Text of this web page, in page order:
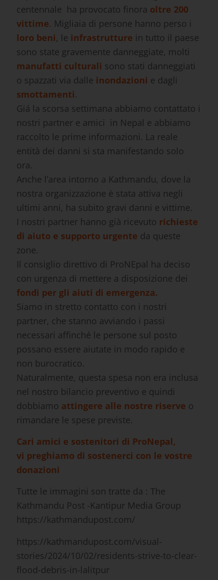
centennale ha provocato finora oltre 200
vittime. Migliaia di persone hanno perso i
loro beni, le infrastrutture in tutto il paese
sono state gravemente danneggiate, molti
manufatti culturali sono stati danneggiati
o spazzati via dalle inondazioni e dagli
smottamenti.
Giá la scorsa settimana abbiamo contattato i
nostri partner e amici in Nepal e abbiamo
raccolto le prime informazioni. La reale
entità dei danni si sta manifestando solo
ora.
Anche l’area intorno a Kathmandu, dove la
nostra organizzazione è stata attiva negli
ultimi anni, ha subito gravi danni e vittime.
I nostri partner hanno già ricevuto richieste
di aiuto e supporto urgente da queste
zone.
Il consiglio direttivo di ProNEpal ha deciso
con urgenza di mettere a disposizione dei
fondi per gli aiuti di emergenza.
Siamo in stretto contatto con i nostri
partner, che stanno avviando i passi
necessari affinché le persone sul posto
possano essere aiutate in modo rapido e
non burocratico.
Naturalmente, questa spesa non era inclusa
nel nostro bilancio preventivo e quindi
dobbiamo attingere alle nostre riserve o
rimandare le spese previste.
Cari amici e sostenitori di ProNepal,
vi preghiamo di sostenerci con le vostre
donazioni
Tutte le immagini son tratte da : The
Kathmandu Post -Kantipur Media Group
https://kathmandupost.com/
https://kathmandupost.com/visual-
stories/2024/10/02/residents-strive-to-clear-
flood-debris-in-lalitpur